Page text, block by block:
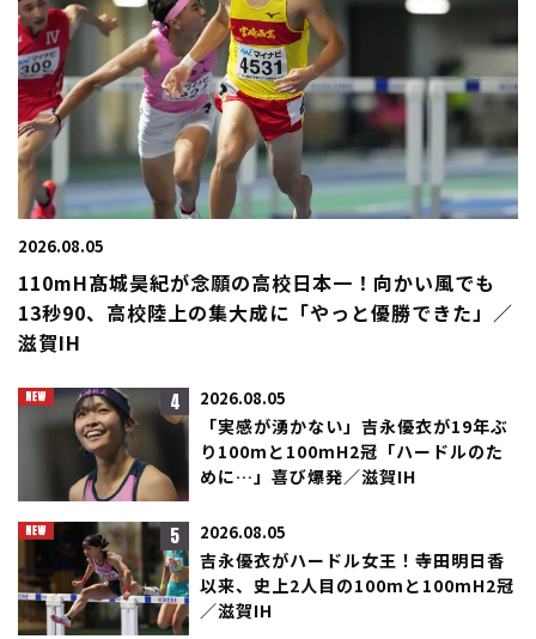
2026.08.05
110mH髙城昊紀が念願の高校日本一！向かい風でも
13秒90、高校陸上の集大成に「やっと優勝できた」／
滋賀IH
4 2026.08.05
「実感が湧かない」吉永優衣が19年ぶ
り100mと100mH2冠「ハードルのた
めに…」喜び爆発／滋賀IH
5 2026.08.05
吉永優衣がハードル女王！寺田明日香
以来、史上2人目の100mと100mH2冠
／滋賀IH